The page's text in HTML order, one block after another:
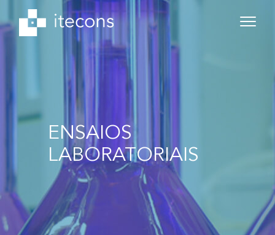
ENSAIOS
LABORATORIAIS